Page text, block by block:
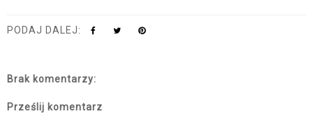
PODAJ DALEJ:
Brak komentarzy:
Prześlij komentarz